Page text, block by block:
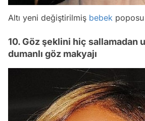
Altı yeni değiştirilmiş bebek poposu
10. Göz şeklini hiç sallamadan
dumanlı göz makyajı